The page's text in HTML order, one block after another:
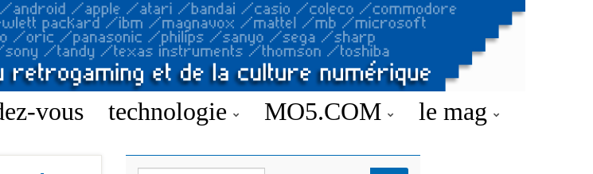
vous technologie MO5.COM le mag